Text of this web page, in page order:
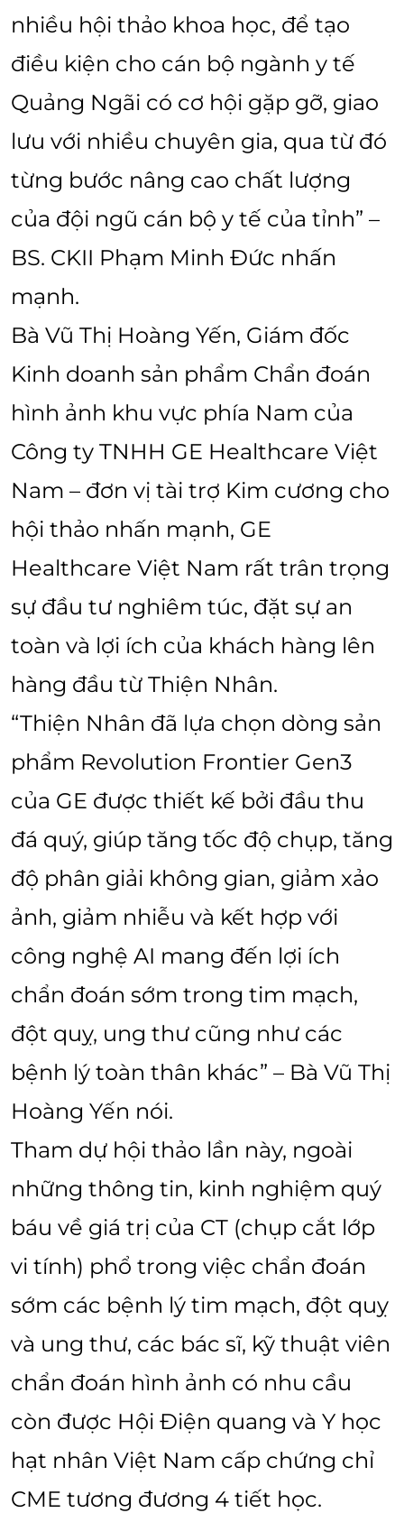
nhiều hội thảo khoa học, để tạo
điều kiện cho cán bộ ngành y tế
Quảng Ngãi có cơ hội gặp gỡ, giao
lưu với nhiều chuyên gia, qua từ đó
từng bước nâng cao chất lượng
của đội ngũ cán bộ y tế của tỉnh” –
BS. CKII Phạm Minh Đức nhấn
mạnh.
Bà Vũ Thị Hoàng Yến, Giám đốc
Kinh doanh sản phẩm Chẩn đoán
hình ảnh khu vực phía Nam của
Công ty TNHH GE Healthcare Việt
Nam – đơn vị tài trợ Kim cương cho
hội thảo nhấn mạnh, GE
Healthcare Việt Nam rất trân trọng
sự đầu tư nghiêm túc, đặt sự an
toàn và lợi ích của khách hàng lên
hàng đầu từ Thiện Nhân.
“Thiện Nhân đã lựa chọn dòng sản
phẩm Revolution Frontier Gen3
của GE được thiết kế bởi đầu thu
đá quý, giúp tăng tốc độ chụp, tăng
độ phân giải không gian, giảm xảo
ảnh, giảm nhiễu và kết hợp với
công nghệ AI mang đến lợi ích
chẩn đoán sớm trong tim mạch,
đột quỵ, ung thư cũng như các
bệnh lý toàn thân khác” – Bà Vũ Thị
Hoàng Yến nói.
Tham dự hội thảo lần này, ngoài
những thông tin, kinh nghiệm quý
báu về giá trị của CT (chụp cắt lớp
vi tính) phổ trong việc chẩn đoán
sớm các bệnh lý tim mạch, đột quỵ
và ung thư, các bác sĩ, kỹ thuật viên
chẩn đoán hình ảnh có nhu cầu
còn được Hội Điện quang và Y học
hạt nhân Việt Nam cấp chứng chỉ
CME tương đương 4 tiết học.